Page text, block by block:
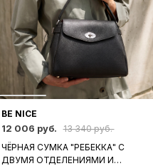
BE NICE
12 006 руб.
13 340 руб.
ЧЁРНАЯ СУМКА "РЕБЕККА" С
ДВУМЯ ОТДЕЛЕНИЯМИ И